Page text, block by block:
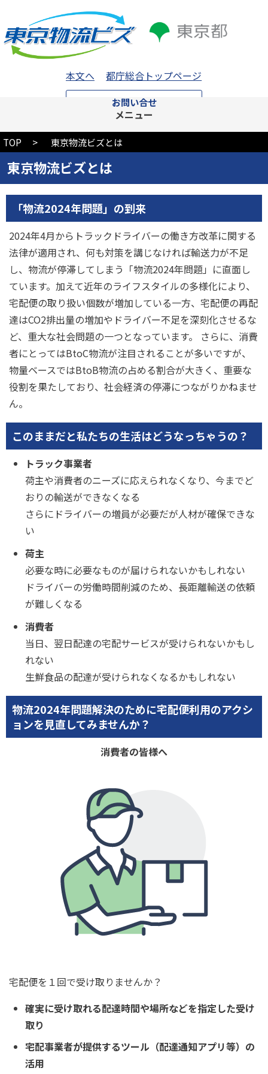
本文へ 都庁総合トップページ
お問い合せ
メニュー
TOP 東京物流ビズとは
東京物流ビズとは
「物流2024年問題」の到来
2024年4月からトラックドライバーの働き方改革に関する
法律が適用され、何も対策を講じなければ輸送力が不足
し、物流が停滞してしまう「物流2024年問題」に直面し
ています。加えて近年のライフスタイルの多様化により、
宅配便の取り扱い個数が増加している一方、宅配便の再配
達はCO2排出量の増加やドライバー不足を深刻化させるな
ど、重大な社会問題の一つとなっています。 さらに、消費
者にとってはBtoC物流が注目されることが多いですが、
物量ベースではBtoB物流の占める割合が大きく、重要な
役割を果たしており、社会経済の停滞につながりかねませ
ん。
このままだと私たちの生活はどうなっちゃうの？
トラック事業者
荷主や消費者のニーズに応えられなくなり、今までど
おりの輸送ができなくなる
さらにドライバーの増員が必要だが人材が確保できな
い
荷主
必要な時に必要なものが届けられないかもしれない
ドライバーの労働時間削減のため、長距離輸送の依頼
が難しくなる
消費者
当日、翌日配達の宅配サービスが受けられないかもし
れない
生鮮食品の配達が受けられなくなるかもしれない
物流2024年問題解決のために宅配便利用のアクシ
ョンを見直してみませんか？
消費者の皆様へ
宅配便を１回で受け取りませんか？
確実に受け取れる配達時間や場所などを指定した受け
取り
宅配事業者が提供するツール（配達通知アプリ等）の
活用